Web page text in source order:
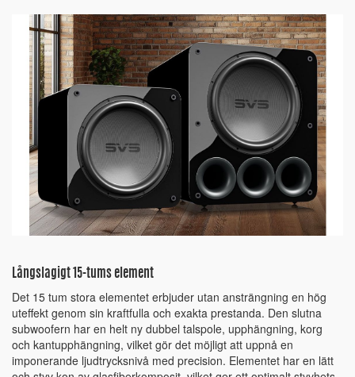
Långslagigt 15-tums element
Det 15 tum stora elementet erbjuder utan ansträngning en hög
uteffekt genom sin kraftfulla och exakta prestanda. Den slutna
subwoofern har en helt ny dubbel talspole, upphängning, korg
och kantupphängning, vilket gör det möjligt att uppnå en
imponerande ljudtrycksnivå med precision. Elementet har en lätt